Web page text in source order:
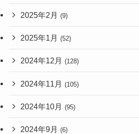
2025年2月 (9)
2025年1月 (52)
2024年12月 (128)
2024年11月 (105)
2024年10月 (95)
2024年9月 (6)